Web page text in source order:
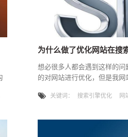
想必很多人都会遇到这样的
的对网站进行优化，但是我
在搜索引擎的排名还是那么差
如网站的标题或者网站布局
关键词： 搜索引擎优化 网